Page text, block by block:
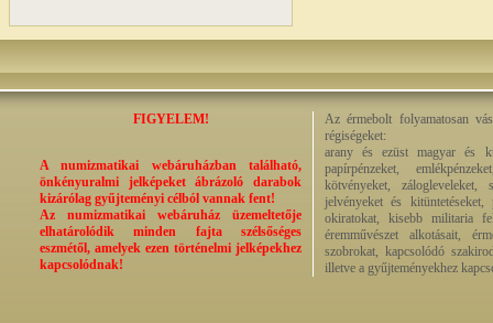
FIGYELEM!
A numizmatikai webáruházban található,
önkényuralmi jelképeket ábrázoló darabok
kizárólag gyűjteményi célból vannak fent!
Az numizmatikai webáruház üzemeltetője
elhatárolódik minden fajta szélsőséges
eszmétől, amelyek ezen történelmi jelképekhez
kapcsolódnak!
Az érmebolt folyamatosan
régiségeket:
arany és ezüst magyar és
papírpénzeket,
kötvényeket,
jelvényeket és kitüntetéseket,
okiratokat, kisebb militaria
éremművészet alkotásait,
szobrokat, kapcsolódó
illetve a gyűjteményekhez